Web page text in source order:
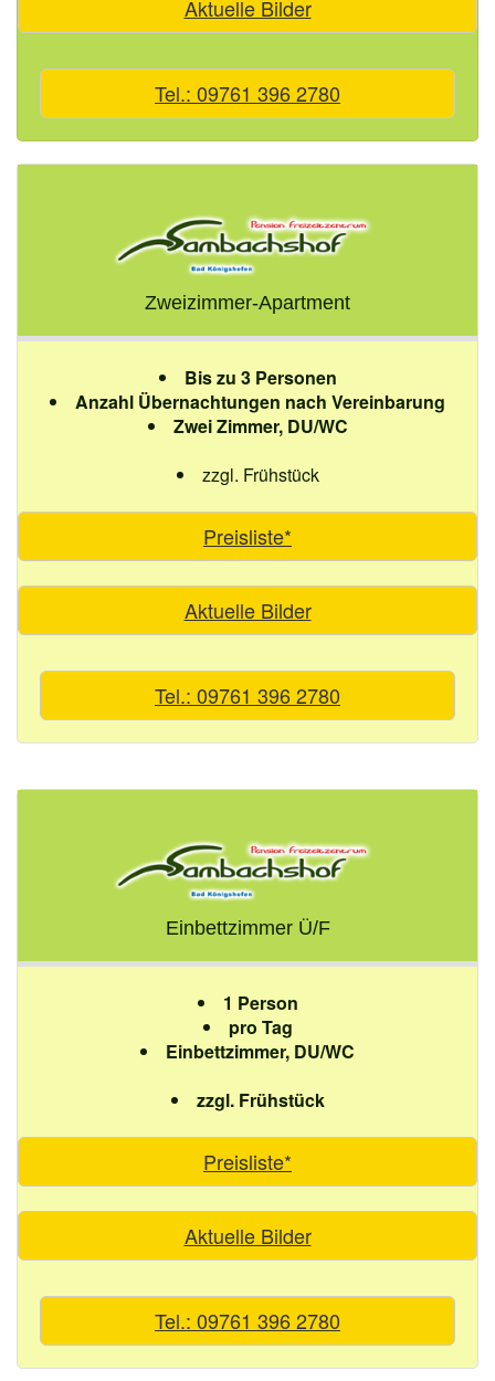
Aktuelle Bilder
Tel.: 09761 396 2780
Zweizimmer-Apartment
Bis zu 3 Personen
Anzahl Übernachtungen nach Vereinbarung
Zwei Zimmer, DU/WC
zzgl. Frühstück
Preisliste*
Aktuelle Bilder
Tel.: 09761 396 2780
Einbettzimmer Ü/F
1 Person
pro Tag
Einbettzimmer, DU/WC
zzgl. Frühstück
Preisliste*
Aktuelle Bilder
Tel.: 09761 396 2780